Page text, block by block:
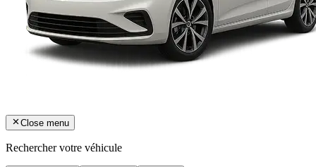
Close menu
Rechercher votre véhicule